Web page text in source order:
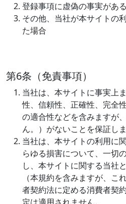
登録事項に虚偽の事実があ
その他、当社が本サイトの
た場合
第6条（免責事項）
当社は、本サイトに事実上
性、信頼性、正確性、完全
の適合性などを含みますが
ん。）がないことを保証しま
当社は、本サイトの利用に
らゆる損害について、一切
し、本サイトに関する当社
（本規約を含みますが、こ
者契約法に定める消費者契